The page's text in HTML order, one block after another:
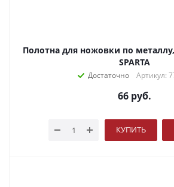
Полотна для ножовки по
SPARTA
Достаточно Артикул:
66 руб.
КУПИТЬ